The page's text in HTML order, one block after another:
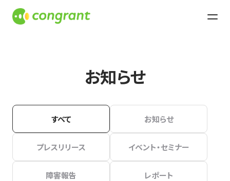
お知らせ
すべて お知らせ
プレスリリース イベント・セミナー
障害報告 レポート